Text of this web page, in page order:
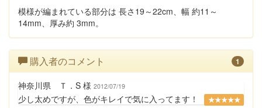
模様が編まれている部分は 長さ19～22cm、幅 約11～
14mm、厚み約 3mm。
購入者のコメント 1
神奈川県 Ｔ．S 様 2012/07/19
★★★★★
少し太めですが、色がキレイで気に入ってます！